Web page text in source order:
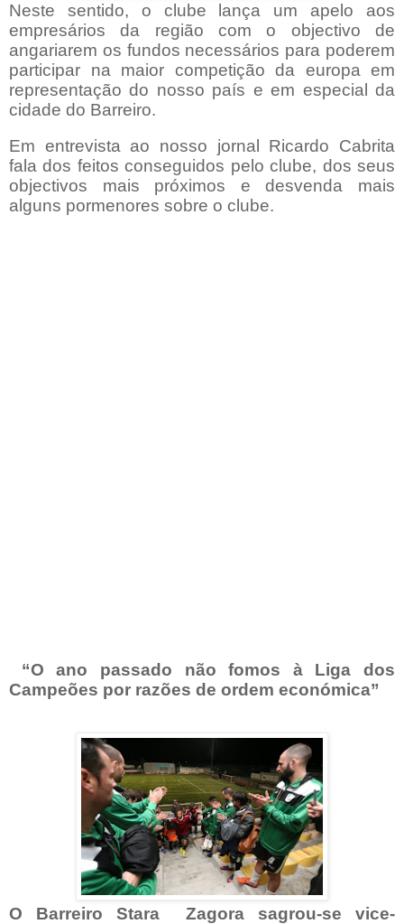
Neste sentido, o clube lança um apelo aos
empresários da região com o objectivo de
angariarem os fundos necessários para poderem
participar na maior competição da europa em
representação do nosso país e em especial da
cidade do Barreiro.
Em entrevista ao nosso jornal Ricardo Cabrita
fala dos feitos conseguidos pelo clube, dos seus
objectivos mais próximos e desvenda mais
alguns pormenores sobre o clube.
“O ano passado não fomos à Liga dos
Campeões por razões de ordem económica”
O Barreiro Stara Zagora sagrou-se vice-